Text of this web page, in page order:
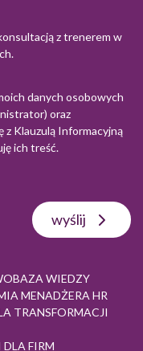
z trenerem w
danych osobowych
oraz
z Klauzulą Informacyjną
ich treść.
wyślij
BAZA WIEDZY
MENADŻERA HR
TRANSFORMACJI
FIRM